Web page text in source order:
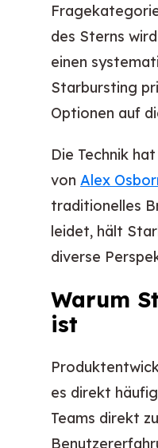
des Sterns
einen
Starbursting
Optionen auf
Die Technik
von Alex
traditionelles
leidet, hält
diverse
Warum
ist
es direkt
Teams direkt